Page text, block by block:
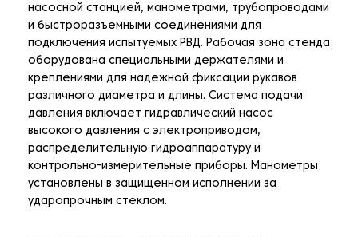
насосной станцией, манометрами, трубопроводами
и быстроразъемными соединениями для
подключения испытуемых РВД. Рабочая зона стенда
оборудована специальными держателями и
креплениями для надежной фиксации рукавов
различного диаметра и длины. Система подачи
давления включает гидравлический насос
высокого давления с электроприводом,
распределительную гидроаппаратуру и
контрольно-измерительные приборы. Манометры
установлены в защищенном исполнении за
ударопрочным стеклом.